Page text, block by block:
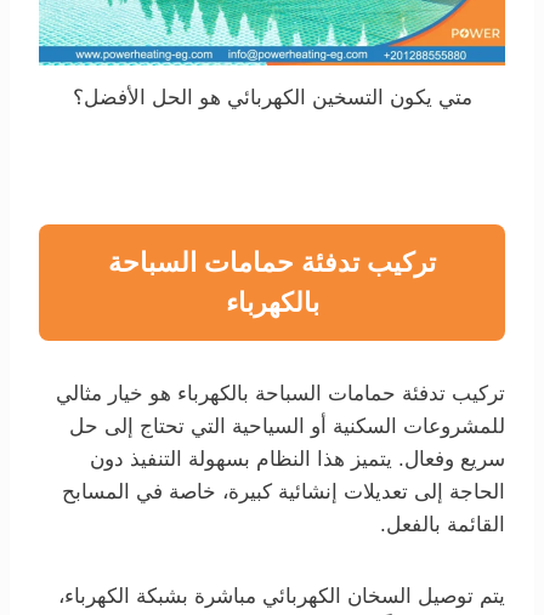
متي يكون التسخين الكهربائي هو الحل الأفضل؟
تركيب تدفئة حمامات السباحة
بالكهرباء
تركيب تدفئة حمامات السباحة بالكهرباء هو خيار مثالي
للمشروعات السكنية أو السياحية التي تحتاج إلى حل
سريع وفعال. يتميز هذا النظام بسهولة التنفيذ دون
الحاجة إلى تعديلات إنشائية كبيرة، خاصة في المسابح
القائمة بالفعل.
يتم توصيل السخان الكهربائي مباشرة بشبكة الكهرباء،